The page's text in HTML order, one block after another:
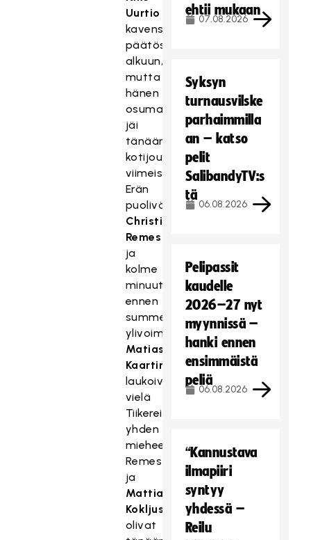
Uurtio
kavensi
päätösjakson
alkuun,
mutta
hänen
osumansa
jäi
tänään
kotijoukkueen
viimeiseksi.
Erän
puolivälissä
Christian
Remes
ja
kolme
minuuttia
ennen
summeria
ylivoimalla
Matias
Kaartinen
laukoivat
vielä
Tiikereille
yhden
mieheen.
Remes
ja
Mattias
Kokljuschkin
olivat
ehtii mukaan
07.08.2026
Syksyn
turnausvilske
parhaimmilla
an – katso
pelit
SalibandyTV:s
tä
06.08.2026
Pelipassit
kaudelle
2026–27 nyt
myynnissä –
hanki ennen
ensimmäistä
peliä
06.08.2026
“Kannustava
ilmapiiri
syntyy
yhdessä –
Reilu